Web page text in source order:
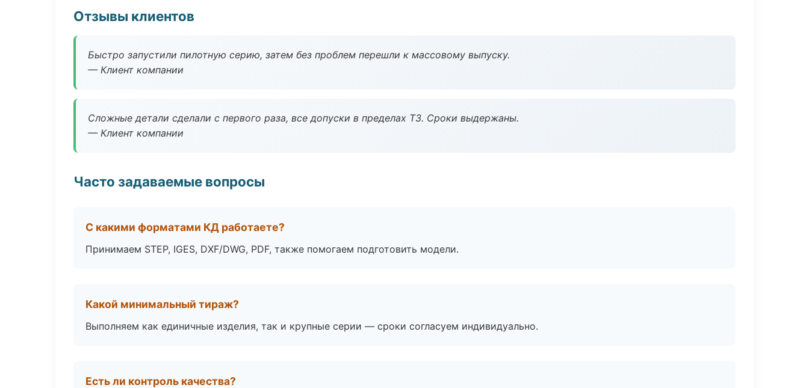
Отзывы клиентов
Быстро запустили пилотную серию, затем без проблем перешли к массовому выпуску.
— Клиент компании
Сложные детали сделали с первого раза, все допуски в пределах ТЗ. Сроки выдержаны.
— Клиент компании
Часто задаваемые вопросы
С какими форматами КД работаете?
Принимаем STEP, IGES, DXF/DWG, PDF, также помогаем подготовить модели.
Какой минимальный тираж?
Выполняем как единичные изделия, так и крупные серии — сроки согласуем индивидуально.
Есть ли контроль качества?